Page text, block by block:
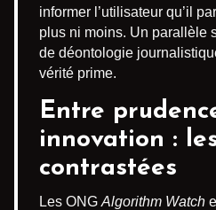
informer l’utilisateur qu’il
plus ni moins. Un parallèle
de déontologie
vérité prime.
Entre
innovation :
contrastées
Les ONG Algorithm Watch